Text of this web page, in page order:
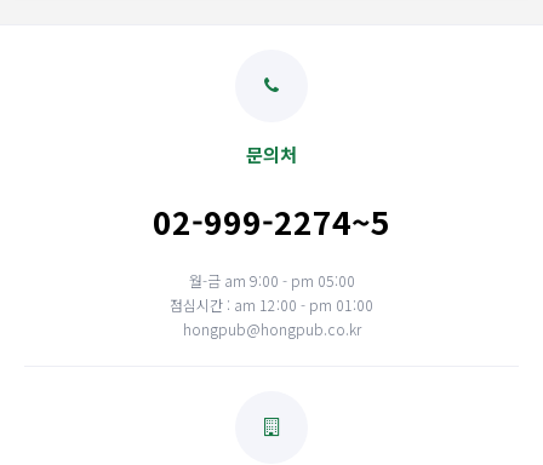
문의처
02-999-2274~5
월-금 am 9:00 - pm 05:00
점심시간 : am 12:00 - pm 01:00
hongpub@hongpub.co.kr